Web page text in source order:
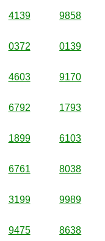
4139 9858
0372 0139
4603 9170
6792 1793
1899 6103
6761 8038
3199 9989
9475 8638